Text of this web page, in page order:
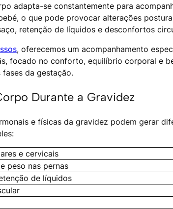
adapta-se constantemente para
o que pode provocar alterações
retenção de líquidos e desconfortos
, oferecemos um acompanhamento
focado no conforto, equilíbrio corporal e
da gestação.
Durante a Gravidez
e físicas da gravidez podem gerar
e cervicais
peso nas pernas
de líquidos